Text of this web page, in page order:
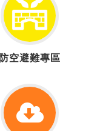
空
散
避
難
防空避難專區